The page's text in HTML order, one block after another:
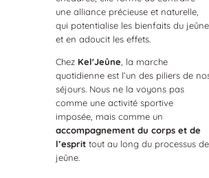
une alliance précieuse et naturelle,
qui potentialise les bienfaits du jeûne
et en adoucit les effets.
Chez KelʼJeûne , la marche
quotidienne est l’un des piliers de
séjours. Nous ne la voyons pas
comme une activité sportive
imposée, mais comme un
accompagnement du corps et de
l’esprittout au long du processus de
jeûne.